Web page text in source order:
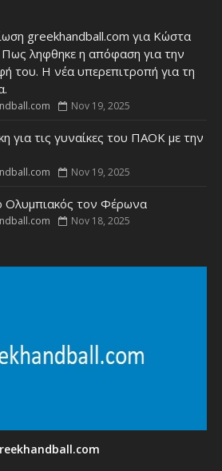
greekhandball.com για Κώστα
Πως ληφθηκε η απόφαση για την
του. Η νέα υπερεπιτροπή για τη
Nov 19, 2025
για τις γυναίκες του ΠΑΟΚ με την
Nov 19, 2025
Ολυμπιακός τον Φέρωνα
Nov 18, 2025